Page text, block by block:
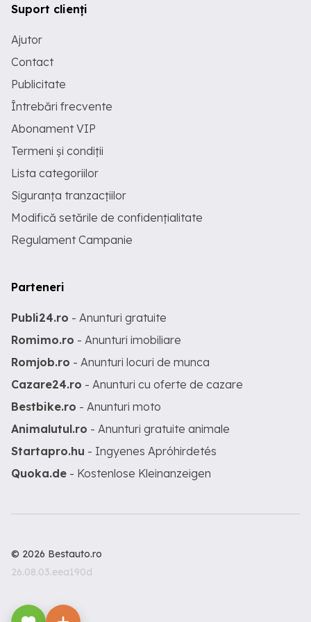
Suport clienți
Ajutor
Contact
Publicitate
Întrebări frecvente
Abonament VIP
Termeni și condiții
Lista categoriilor
Siguranța tranzacțiilor
Modifică setările de confidențialitate
Regulament Campanie
Parteneri
Publi24.ro - Anunturi gratuite
Romimo.ro - Anunturi imobiliare
Romjob.ro - Anunturi locuri de munca
Cazare24.ro - Anunturi cu oferte de cazare
Bestbike.ro - Anunturi moto
Animalutul.ro - Anunturi gratuite animale
Startapro.hu - Ingyenes Apróhirdetés
Quoka.de - Kostenlose Kleinanzeigen
© 2026 Bestauto.ro
26.08.03.eea190d